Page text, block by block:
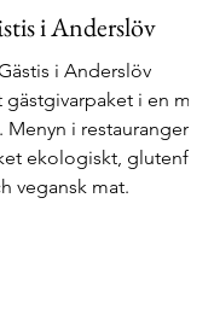
i Anderslöv
i Anderslöv
i en miljö
Menyn i restaurangen
ekologiskt, glutenfritt,
vegansk mat.